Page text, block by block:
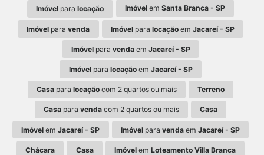
Imóvel paralocação Imóvelem Santa Branca - SP
Imóvel paravenda Imóvelpara locaçãoem Jacareí - SP
Imóvelpara vendaem Jacareí - SP
Imóvelpara locaçãoem Jacareí - SP
Casapara locaçãocom 2 quartos ou mais Terreno
Casapara vendacom 2 quartos ou mais Casa
Imóvel emJacareí - SP Imóvelpara vendaem Jacareí - SP
Chácara Casa Imóvelem Loteamento Villa Branca